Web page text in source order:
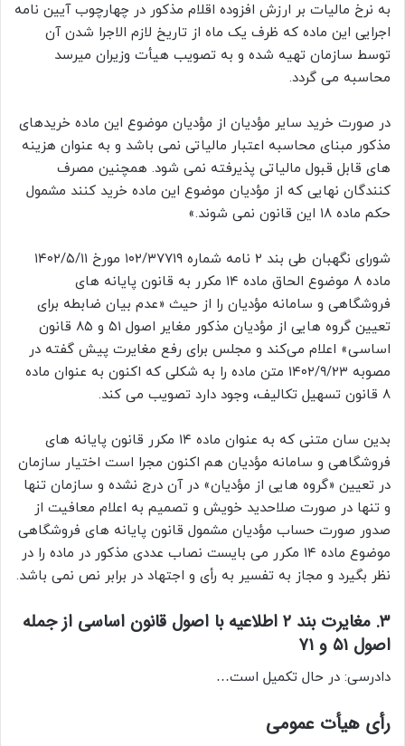
به نرخ مالیات بر ارزش افزوده اقلام مذکور در چهارچوب آیین نامه
اجرایی این ماده که ظرف یک ماه از تاریخ لازم الاجرا شدن آن
توسط سازمان تهیه شده و به تصویب هیأت وزیران میرسد
محاسبه می گردد.
در صورت خرید سایر مؤدیان از مؤدیان موضوع این ماده خریدهای
مذکور مبنای محاسبه اعتبار مالیاتی نمی باشد و به عنوان هزینه
های قابل قبول مالیاتی پذیرفته نمی شود. همچنین مصرف
کنندگان نهایی که از مؤدیان موضوع این ماده خرید کنند مشمول
حکم ماده ۱۸ این قانون نمی شوند.»
شورای نگهبان طی بند ۲ نامه شماره ۱۰۲/۳۷۷۱۹ مورخ ۱۴۰۲/۵/۱۱
ماده ۸ موضوع الحاق ماده ۱۴ مکرر به قانون پایانه های
فروشگاهی و سامانه مؤدیان را از حیث «عدم بیان ضابطه برای
تعیین گروه هایی از مؤدیان مذکور مغایر اصول ۵۱ و ۸۵ قانون
اساسی» اعلام می‌کند و مجلس برای رفع مغایرت پیش گفته در
مصوبه ۱۴۰۲/۹/۲۳ متن ماده را به شکلی که اکنون به عنوان ماده
۸ قانون تسهیل تکالیف، وجود دارد تصویب می کند.
بدین سان متنی که به عنوان ماده ۱۴ مکرر قانون پایانه های
فروشگاهی و سامانه مؤدیان هم اکنون مجرا است اختیار سازمان
در تعیین «گروه هایی از مؤدیان» در آن درج نشده و سازمان تنها
و تنها در صورت صلاحدید خویش و تصمیم به اعلام معافیت از
صدور صورت حساب مؤدیان مشمول قانون پایانه های فروشگاهی
موضوع ماده ۱۴ مکرر می بایست نصاب عددی مذکور در ماده را در
نظر بگیرد و مجاز به تفسیر به رأی و اجتهاد در برابر نص نمی باشد.
۳. مغایرت بند ۲ اطلاعیه با اصول قانون اساسی از جمله
اصول ۵۱ و ۷۱
دادرسی: در حال تکمیل است…
رأى هیأت عمومی